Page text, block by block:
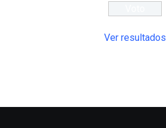
Ver resultados